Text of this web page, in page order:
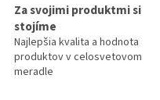
Za svojimi produktmi si
stojíme
Najlepšia kvalita a hodnota
produktov v celosvetovom
meradle